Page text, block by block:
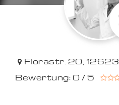
Florastr. 20, 12623
Bewertung: 0 / 5